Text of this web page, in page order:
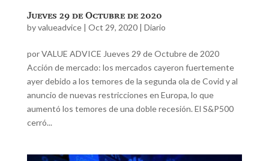
Jueves 29 de Octubre de 2020
byvalueadvice| Oct 29, 2020| Diario
por VALUE ADVICE Jueves 29 de Octubre de 2020
Acción de mercado: los mercados cayeron fuertemente
ayer debido a los temores de la segunda ola de Covid y al
anuncio de nuevas restricciones en Europa, lo que
aumentó los temores de una doble recesión. El S&P500
cerró...